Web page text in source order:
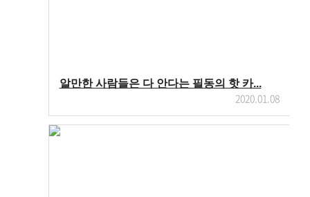
알만한 사람들은 다 안다는 필동의 핫 카...
2020.01.08